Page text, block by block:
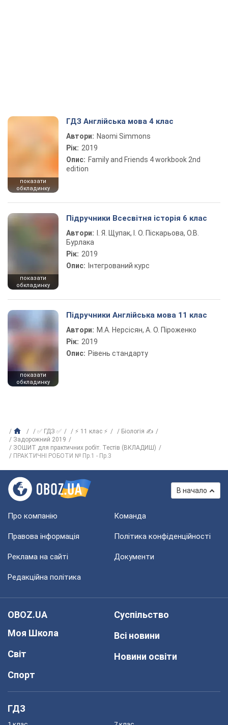
показати
обкладинку
ГДЗ Англійська мова 4 клас
Автори: Naomi Simmons
Рік: 2019
Опис: Family and Friends 4 workbook 2nd
edition
показати
обкладинку
Підручники Всесвітня історія 6 клас
Автори:
І. Я. Щупак, І. О. Піскарьова, О.В.
Бурлака
Рік: 2019
Опис: Інтегрований курс
показати
обкладинку
Підручники Англійська мова 11 клас
Автори: М.А. Нерсісян, А. О. Піроженко
Рік: 2019
Опис: Рівень стандарту
✅ ГДЗ ✅ ⚡ 11 клас ⚡
Біологія ✍
Задорожний 2019
ЗОШИТ для практичних робіт. Тестів (ВКЛАДИШ)
ПРАКТИЧНІ РОБОТИ № Пр.1 - Пр.3
В начало
Про компанію Команда
Правова інформація Політика конфіденційності
Реклама на сайті Документи
Редакційна політика
OBOZ.UA
Моя Школа
Світ
Спорт
Суспільство
Всі новини
Новини освіти
ГДЗ